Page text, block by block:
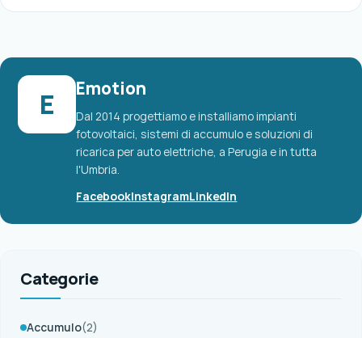
E Emotion
Dal 2014 progettiamo e installiamo impianti
fotovoltaici, sistemi di accumulo e soluzioni di
ricarica per auto elettriche, a Perugia e in tutta
l'Umbria.
FacebookInstagramLinkedIn
Categorie
Accumulo(2)